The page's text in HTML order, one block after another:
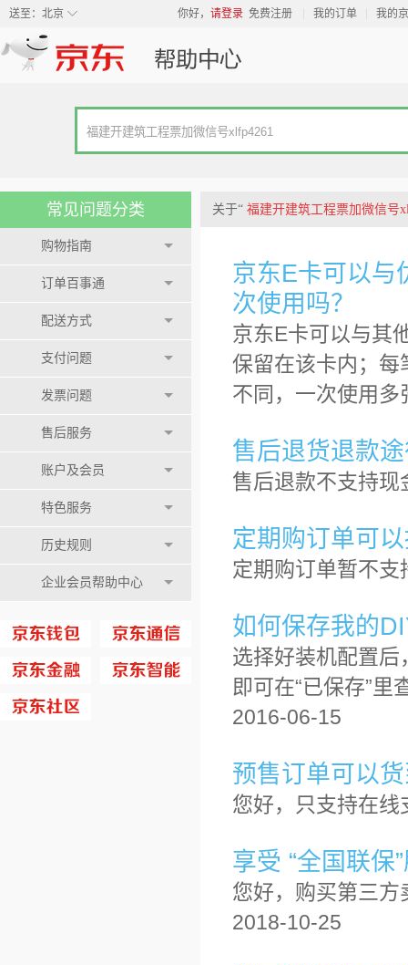
◇
送至： 北京 你好， 请登录 免费注册 我的订单 我的
常见问题分类
购物指南
订单百事通
配送方式
支付问题
发票问题
售后服务
账户及会员
特色服务
历史规则
企业会员帮助中心
关于“ 福建开建筑工程票加微信号
京东E卡可以与
次使用吗？
京东E卡可以与其
保留在该卡内；每
不同，一次使用
售后退货退款
售后退款不支持
定期购订单可
定期购订单暂不
如何保存我的
选择好装机配置后
即可在“已保存”
2016-06-15
预售订单可以
您好，只支持在
享受 “全国联保
您好，购买第三方
2018-10-25